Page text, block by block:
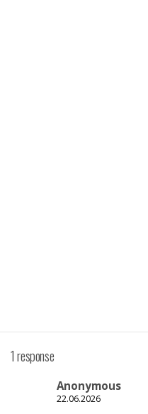
1 response
Anonymous
22.06.2026